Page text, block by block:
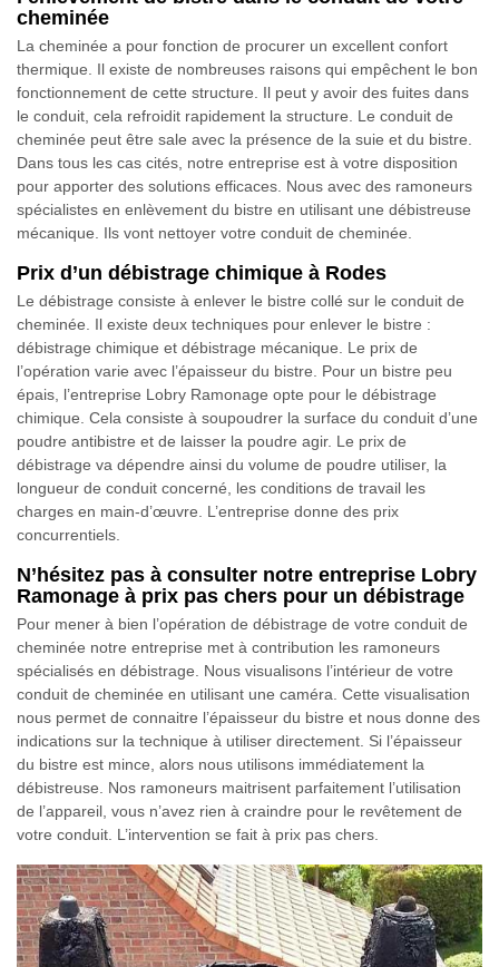
cheminée
La cheminée a pour fonction de procurer un excellent confort
thermique. Il existe de nombreuses raisons qui empêchent le bon
fonctionnement de cette structure. Il peut y avoir des fuites dans
le conduit, cela refroidit rapidement la structure. Le conduit de
cheminée peut être sale avec la présence de la suie et du bistre.
Dans tous les cas cités, notre entreprise est à votre disposition
pour apporter des solutions efficaces. Nous avec des ramoneurs
spécialistes en enlèvement du bistre en utilisant une débistreuse
mécanique. Ils vont nettoyer votre conduit de cheminée.
Prix d’un débistrage chimique à Rodes
Le débistrage consiste à enlever le bistre collé sur le conduit de
cheminée. Il existe deux techniques pour enlever le bistre :
débistrage chimique et débistrage mécanique. Le prix de
l’opération varie avec l’épaisseur du bistre. Pour un bistre peu
épais, l’entreprise Lobry Ramonage opte pour le débistrage
chimique. Cela consiste à soupoudrer la surface du conduit d’une
poudre antibistre et de laisser la poudre agir. Le prix de
débistrage va dépendre ainsi du volume de poudre utiliser, la
longueur de conduit concerné, les conditions de travail les
charges en main-d’œuvre. L’entreprise donne des prix
concurrentiels.
N’hésitez pas à consulter notre entreprise Lobry
Ramonage à prix pas chers pour un débistrage
Pour mener à bien l’opération de débistrage de votre conduit de
cheminée notre entreprise met à contribution les ramoneurs
spécialisés en débistrage. Nous visualisons l’intérieur de votre
conduit de cheminée en utilisant une caméra. Cette visualisation
nous permet de connaitre l’épaisseur du bistre et nous donne des
indications sur la technique à utiliser directement. Si l’épaisseur
du bistre est mince, alors nous utilisons immédiatement la
débistreuse. Nos ramoneurs maitrisent parfaitement l’utilisation
de l’appareil, vous n’avez rien à craindre pour le revêtement de
votre conduit. L’intervention se fait à prix pas chers.